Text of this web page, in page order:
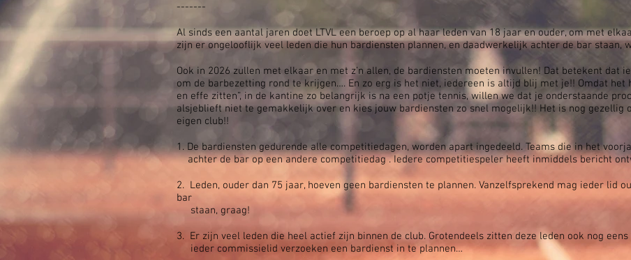
-------
Al sinds een aantal jaren doet LTVL een beroep op al haar leden van 18 jaar en ouder, om met
zijn er ongelooflijk veel leden die hun bardiensten plannen, en daadwerkelijk achter de bar staan,
Ook in 2026 zullen met elkaar en met z’n allen, de bardiensten moeten invullen! Dat betekent dat
om de barbezetting rond te krijgen…. En zo erg is het niet, iedereen is altijd blij met je!! Omdat het
en effe zitten”, in de kantine zo belangrijk is na een potje tennis, willen we dat je onderstaande
alsjeblieft niet te gemakkelijk over en kies jouw bardiensten zo snel mogelijk!! Het is nog gezellig
eigen club!!
1. De bardiensten gedurende alle competitiedagen, worden apart ingedeeld. Teams die in het
achter de bar op een andere competitiedag . Iedere competitiespeler heeft inmiddels bericht
2. Leden, ouder dan 75 jaar, hoeven geen bardiensten te plannen. Vanzelfsprekend mag ieder lid
bar
staan, graag!
3. Er zijn veel leden die heel actief zijn binnen de club. Grotendeels zitten deze leden ook nog
ieder commissielid verzoeken een bardienst in te plannen…